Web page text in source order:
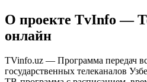
О проекте TvInfo —
онлайн
TVinfo.uz — Программа передач
государственных телеканалов